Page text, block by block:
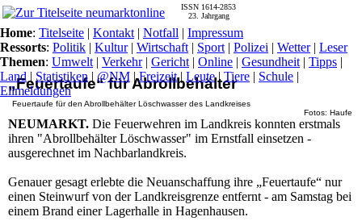
„Feuertaufe“ für Abrollbehälter
Feuertaufe für den Abrollbehälter Löschwasser des Landkreises
Fotos: Haufe
NEUMARKT. Die Feuerwehren im Landkreis konnten erstmals
ihren "Abrollbehälter Löschwasser" im Ernstfall einsetzen -
ausgerechnet im Nachbarlandkreis.
Genauer gesagt erlebte die Neuanschaffung ihre „Feuertaufe“ nur
einen Steinwurf von der Landkreisgrenze entfernt - am Samstag bei
einem Brand einer Lagerhalle in Hagenhausen.
ISSN 1614-2853
23. Jahrgang
Home: Titelseite | Kontakt | Notfall | Impressum
Ressorts: Politik | Kultur| Wirtschaft | Sport | Polizei | Wetter| Leser
Themen: Umwelt | Verkehr| Gericht | Online | Gesundheit | Tipps |
Land | Statistiken | @NM |Freizeit| Leute| Tiere | Schule |
Eilmeldungen